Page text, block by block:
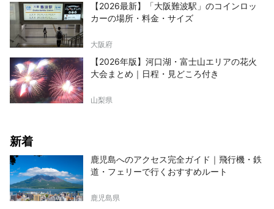
【2026最新】「大阪難波駅」のコインロッ
カーの場所・料金・サイズ
大阪府
【2026年版】河口湖・富士山エリアの花火
大会まとめ｜日程・見どころ付き
山梨県
新着
鹿児島へのアクセス完全ガイド｜飛行機・鉄
道・フェリーで行くおすすめルート
鹿児島県